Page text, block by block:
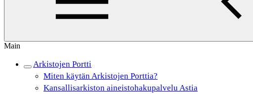
Main
Arkistojen Portti
Miten käytän Arkistojen Porttia?
Kansallisarkiston aineistohakupalvelu Astia